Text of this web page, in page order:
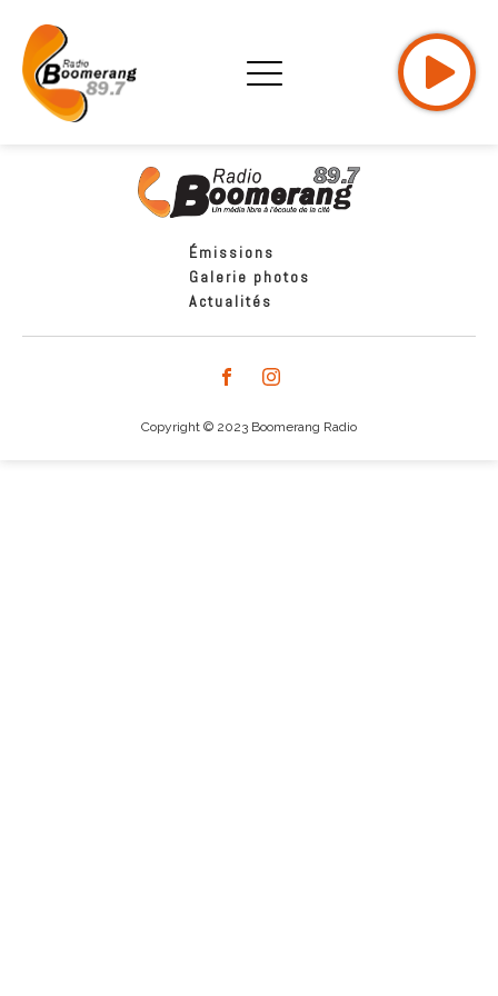
Émissions
Galerie photos
Actualités
Copyright © 2023 Boomerang Radio